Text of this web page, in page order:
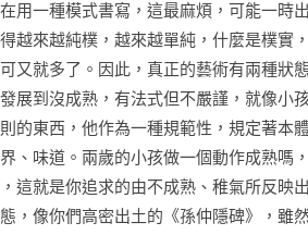
用一種模式書寫，這最麻煩，可能一時
越來越純樸，越來越單純，什麼是樸實
又就多了。因此，真正的藝術有兩種狀
展到沒成熟，有法式但不嚴謹，就像小
的東西，他作為一種規範性，規定著本
、味道。兩歲的小孩做一個動作成熟嗎
這就是你追求的由不成熟、稚氣所反映
，像你們高密出土的《孫仲隱碑》，雖